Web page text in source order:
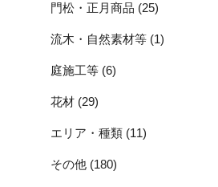
門松・正月商品 (25)
流木・自然素材等 (1)
庭施工等 (6)
花材 (29)
エリア・種類 (11)
その他 (180)